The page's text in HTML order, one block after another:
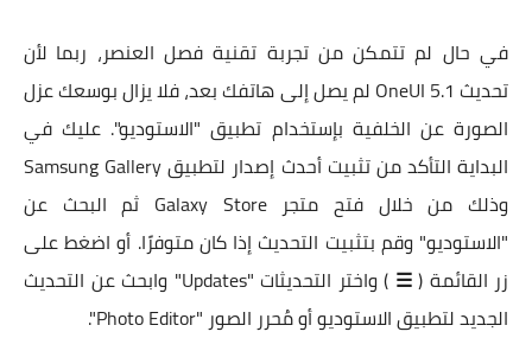
في حال لم تتمكن من تجربة تقنية فصل العنصر، ربما لأن
تحديث OneUI 5.1 لم يصل إلى هاتفك بعد، فلا يزال بوسعك عزل
الصورة عن الخلفية بإستخدام تطبيق "الاستوديو". عليك في
البداية التأكد من تثبيت أحدث إصدار لتطبيق Samsung Gallery
وذلك من خلال فتح متجر Galaxy Store ثم البحث عن
"الاستوديو" وقم بتثبيت التحديث إذا كان متوفرًا. أو اضغط على
زر القائمة (☰
) واختر التحديثات "Updates" وابحث عن التحديث
الجديد لتطبيق الاستوديو أو مُحرر الصور "Photo Editor".